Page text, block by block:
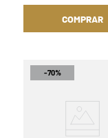
COMPRAR
-70%